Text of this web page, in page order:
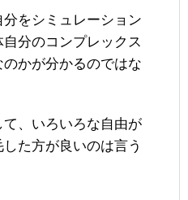
をシミュレーション
分のコンプレックス
かが分かるのではな
、いろいろな自由が
た方が良いのは言う